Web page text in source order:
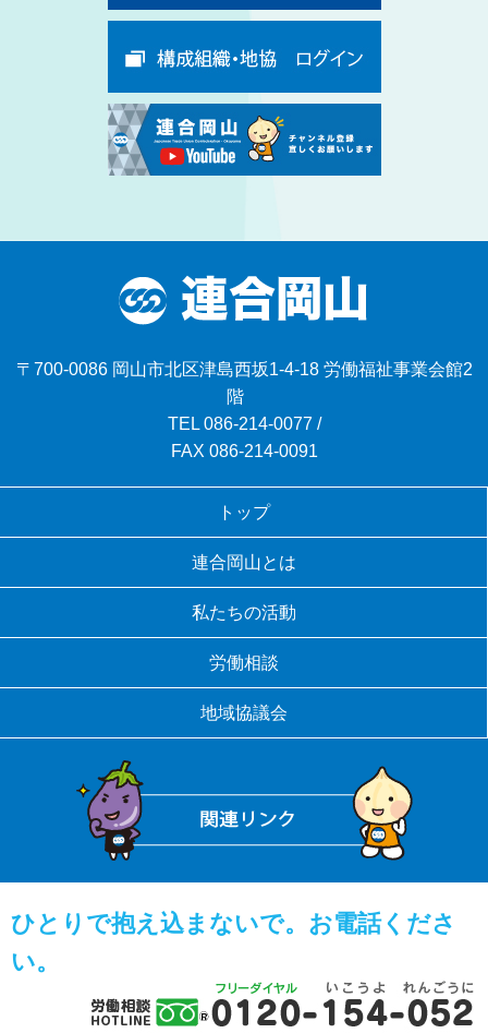
〒700-0086 岡山市北区津島西坂1-4-18 労働福祉事業会館2
階
TEL 086-214-0077 /
FAX 086-214-0091
トップ
連合岡山とは
私たちの活動
労働相談
地域協議会
ひとりで抱え込まないで。お電話くださ
い。